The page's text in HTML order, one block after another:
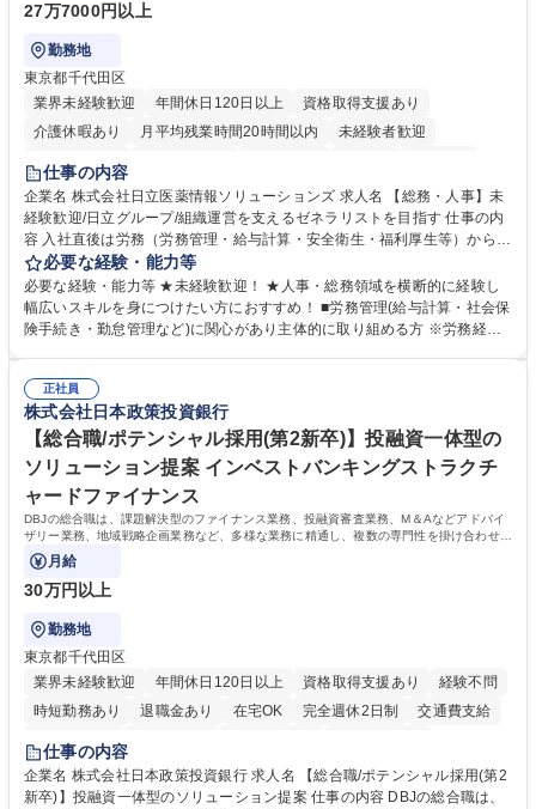
27万7000円以上
勤務地
東京都千代田区
業界未経験歓迎
年間休日120日以上
資格取得支援あり
介護休暇あり
月平均残業時間20時間以内
未経験者歓迎
住宅手当あり
育休あり
完全週休2日制 交通費支給 土日祝休み 寮・社宅あり
仕事の内容
企業名 株式会社日立医薬情報ソリューションズ 求人名 【総務・人事】未
経験歓迎/日立グループ/組織運営を支えるゼネラリストを目指す 仕事の内
容 入社直後は労務（労務管理・給与計算・安全衛生・福利厚生等）からお
任せいたします。将来は総務・採用・教育業務へ守備範囲を広げ、組織運
営を支えるゼネラリストをめざせます。 ・初期業務：労働時間管理、給与
計算、社会保険対応、福利厚生管理、安全衛生、健康経営推進等をお任せ
します。ご経験に応じて、休職者管理など、幅広く経験を積んでいただき
幅広く経験を積みたい意欲がある方に最適な環境です。 募集職種 【総
務・人事】未経験歓迎/日立グループ/組織運営を支えるゼネラリストを目
指す
必要な経験・能力等
必要な経験・能力等 ★未経験歓迎！ ★人事・総務領域を横断的に経験し
幅広いスキルを身につけたい方におすすめ！ ■労務管理(給与計算・社会保
険手続き・勤怠管理など)に関心があり主体的に取り組める方 ※労務経験
のご経験 ■労務管理（給与計算・社会保険手続き・勤怠管理など）の経験
■衛生管理者の資格をお持ちの方 学歴・資格 学歴：大学院 大学 高専 短大
専修学校 高校 語学力： 資格：
正社員
株式会社日本政策投資銀行
【総合職/ポテンシャル採用(第2新卒)】投融資一体型の
ソリューション提案 インベストバンキングストラクチ
ャードファイナンス
DBJの総合職は、課題解決型のファイナンス業務、投融資審査業務、M＆Aなどアドバイ
ザリー業務、地域戦略企画業務など、多様な業務に精通し、複数の専門性を掛け合わせて
広く社会に貢献していく職種です。
月給
30万円以上
勤務地
東京都千代田区
業界未経験歓迎
年間休日120日以上 資格取得支援あり
経験不問
時短勤務あり
退職金あり 在宅OK 完全週休2日制
交通費支給
駅近5分以内
食事補助あり
託児所あり
仕事の内容
企業名 株式会社日本政策投資銀行 求人名 【総合職/ポテンシャル採用(第2
新卒)】投融資一体型のソリューション提案 仕事の内容 DBJの総合職は、